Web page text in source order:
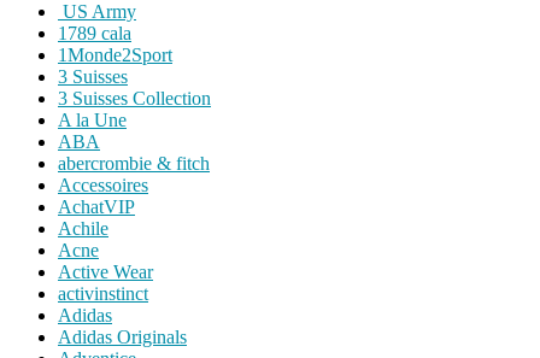
US Army
1789 cala
1Monde2Sport
3 Suisses
3 Suisses Collection
A la Une
ABA
abercrombie & fitch
Accessoires
AchatVIP
Achile
Acne
Active Wear
activinstinct
Adidas
Adidas Originals